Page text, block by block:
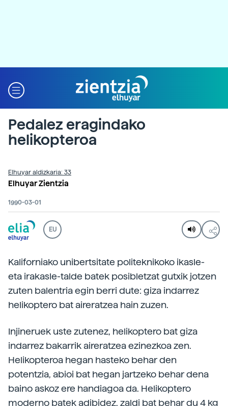
Pedalez eragindako
helikopteroa
Elhuyar aldizkaria: 33
Elhuyar Zientzia
1990-03-01
EU
Kaliforniako unibertsitate politeknikoko ikasle-
eta irakasle-talde batek posibletzat gutxik jotzen
zuten balentria egin berri dute: giza indarrez
helikoptero bat aireratzea hain zuzen.
Injineruek uste zutenez, helikoptero bat giza
indarrez bakarrik aireratzea ezinezkoa zen.
Helikopteroa hegan hasteko behar den
potentzia, abioi bat hegan jartzeko behar dena
baino askoz ere handiagoa da. Helikoptero
moderno batek adibidez, zaldi bat behar du 4 kg